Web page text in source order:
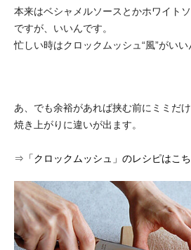
本来はベシャメルソースとかホワイト
ですが、いいんです。
忙しい時はクロックムッシュ“風”がいい
あ、でも余裕があれば挟む前にミミだ
焼き上がりに違いが出ます。
⇒ 「クロックムッシュ」のレシピはこ